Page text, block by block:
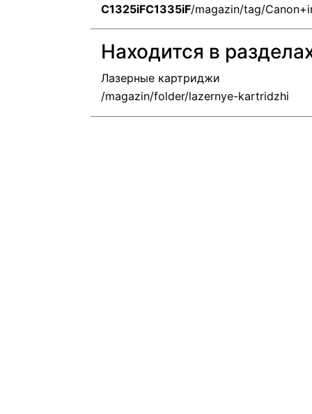
C1325iFC1335iF/magazin/tag/
Находится в
Лазерные картриджи